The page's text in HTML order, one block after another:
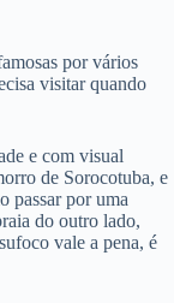
por vários
visitar quando
e com visual
de Sorocotuba, e
passar por uma
do outro lado,
vale a pena, é